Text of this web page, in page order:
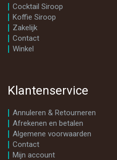
Cocktail Siroop
Koffie Siroop
Zakelijk
Contact
Winkel
Klantenservice
Annuleren & Retourneren
Afrekenen en betalen
Algemene voorwaarden
Contact
Mijn account